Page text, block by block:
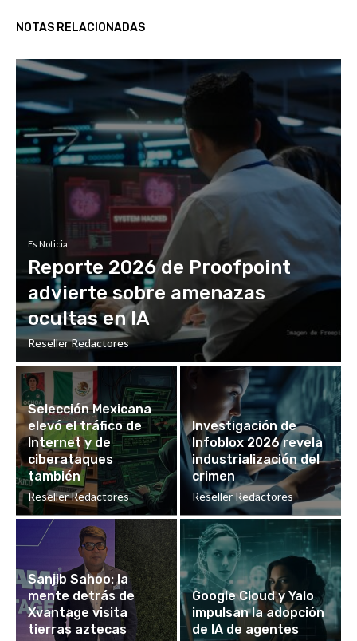
NOTAS RELACIONADAS
Es Noticia
Reporte 2026 de Proofpoint
advierte sobre amenazas
ocultas en IA
Reseller Redactores
Selección Mexicana
elevó el tráfico de
Internet y de
ciberataques
también
Reseller Redactores
Investigación de
Infoblox 2026 revela
industrialización del
crimen
Reseller Redactores
Sanjib Sahoo: la
mente detrás de
Xvantage visita
tierras aztecas
Google Cloud y Yalo
impulsan la adopción
de IA de agentes